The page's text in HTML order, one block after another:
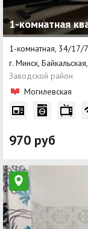
1-комнатная
1-комнатная, 34/17/
г. Минск,
Заводской район
Могилевская
970 руб